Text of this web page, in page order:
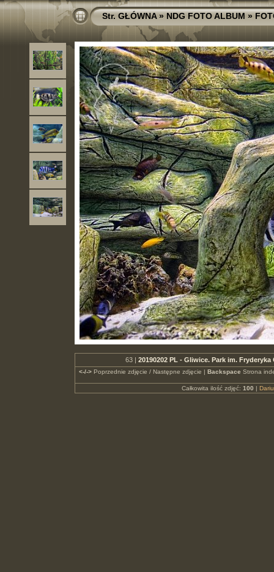
Str. GŁÓWNA»NDG FOTO ALBUM»
63 | 20190202 PL - Gliwice. Park im.
<-/->Poprzednie zdjęcie / Następne zdjęcie | Backspace Strona
Całkowita ilość zdjęć: 100 |